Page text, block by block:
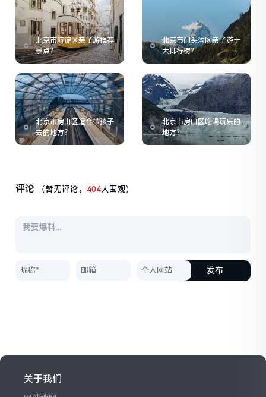
北京市海淀区亲子游推荐
景点？
北京市门头沟区亲子游十
大排行榜？
北京市房山区适合带孩子
去的地方？
北京市房山区吃喝玩乐的
地方？
评论 （暂无评论， 404人围观）
发布
关于我们